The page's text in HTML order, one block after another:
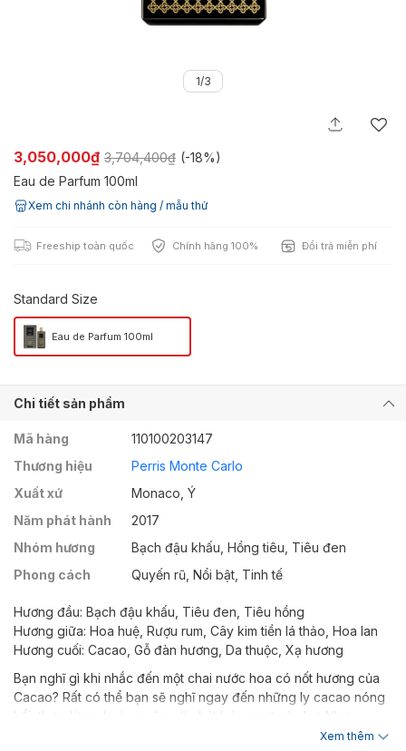
1/3
3,050,000₫ 3,704,400₫ (-18%)
Eau de Parfum 100ml
Xem chi nhánh còn hàng / mẫu thử
Freeship toàn quốc Chính hãng 100% Đổi trả miễn phí
Standard Size
Eau de Parfum 100ml
Chi tiết sản phẩm
Mã hàng
110100203147
Thương hiệu
Perris Monte Carlo
Xuất xứ
Monaco, Ý
Năm phát hành
2017
Nhóm hương
Bạch đậu khấu, Hồng tiêu, Tiêu đen
Phong cách
Quyến rũ, Nổi bật, Tinh tế
Hương đầu: Bạch đậu khấu, Tiêu đen, Tiêu hồng
Hương giữa: Hoa huệ, Rượu rum, Cây kim tiền lá thảo, Hoa lan
Hương cuối: Cacao, Gỗ đàn hương, Da thuộc, Xạ hương
Bạn nghĩ gì khi nhắc đến một chai nước hoa có nốt hương của
Cacao? Rất có thể bạn sẽ nghĩ ngay đến những ly cacao nóng
hổi, thơm lừng, hoà quyện với chút béo ngọt của bơ. Nhưng
Cacao Azteque không giống như những gì bạn đang tưởng
Xem thêm